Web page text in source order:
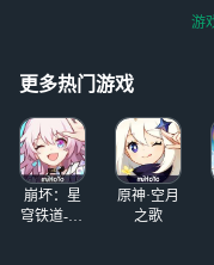
拿去和赛尔
啊。如果非
（？没玩过。
怎么理解吧
是原来的设
界观。但角
定是原来有
游
更多热门游戏
崩坏：星
穹铁道-4.4
原神·空月
之歌